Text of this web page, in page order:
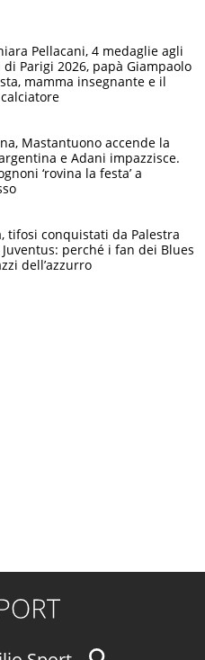
Pellacani, 4 medaglie agli
di Parigi 2026, papà Giampaolo
mamma insegnante e il
Mastantuono accende la
e Adani impazzisce.
‘rovina la festa’ a
tifosi conquistati da Palestra
perché i fan dei Blues
dell’azzurro